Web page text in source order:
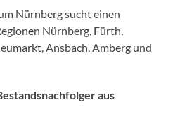
Nürnberg sucht einen
Nürnberg, Fürth,
Ansbach, Amberg und
aus